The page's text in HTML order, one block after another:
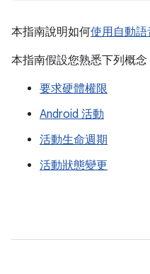
本指南說明如何使用自動
本指南假設您熟悉下列概念
要求硬體權限
Android 活動
活動生命週期
活動狀態變更